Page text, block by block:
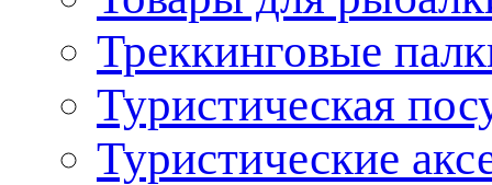
Треккинговые
Туристическая
Туристические